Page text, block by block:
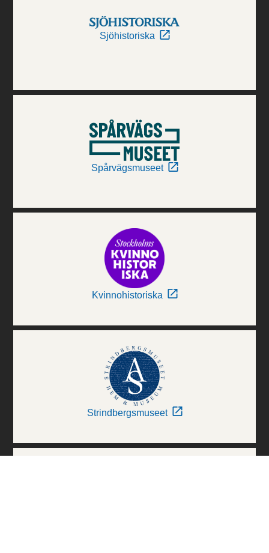
Sjöhistoriska
Spårvägsmuseet
Kvinnohistoriska
Strindbergsmuseet